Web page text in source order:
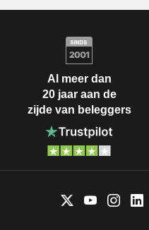
Al meer dan
20 jaar aan de
zijde van beleggers